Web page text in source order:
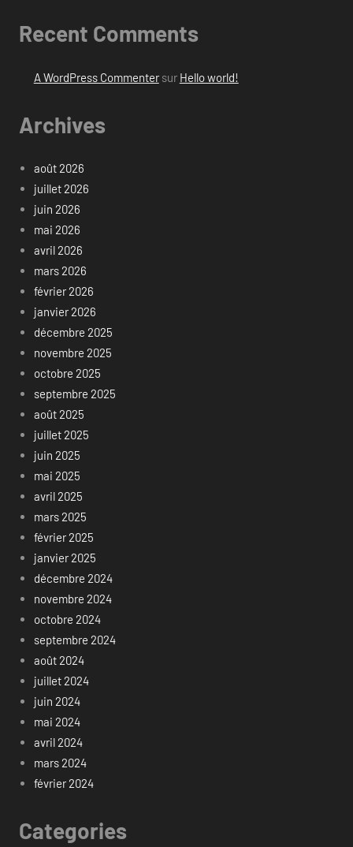
Recent Comments
A WordPress Commentersur Hello world!
Archives
août 2026
juillet 2026
juin 2026
mai 2026
avril 2026
mars 2026
février 2026
janvier 2026
décembre 2025
novembre 2025
octobre 2025
septembre 2025
août 2025
juillet 2025
juin 2025
mai 2025
avril 2025
mars 2025
février 2025
janvier 2025
décembre 2024
novembre 2024
octobre 2024
septembre 2024
août 2024
juillet 2024
juin 2024
mai 2024
avril 2024
mars 2024
février 2024
Categories